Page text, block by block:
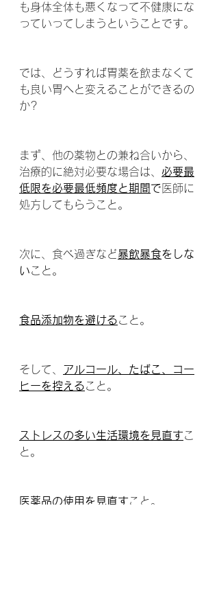
も身体全体も悪くなって不健康にな
っていってしまうということです。
では、どうすれば胃薬を飲まなくて
も良い胃へと変えることができるの
か?
まず、他の薬物との兼ね合いから、
治療的に絶対必要な場合は、 必要最
低限を必要最低頻度と期間で 医師に
処方してもらうこと。
次に、食べ過ぎなど暴飲暴食をしな
いこと。
食品添加物を避けること。
そして、 アルコール、たばこ、コー
ヒーを控えること。
ストレスの多い生活環境を見直すこ
と。
医薬品の使用を見直すこと。